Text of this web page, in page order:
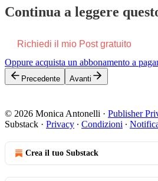
Continua a leggere
Richiedi il mio Post gratuito
Oppure acquista un abbonamento a
Precedente Avanti
© 2026 Monica Antonelli · Publisher
Substack · Privacy ∙ Condizioni ∙
Crea il tuo Substack